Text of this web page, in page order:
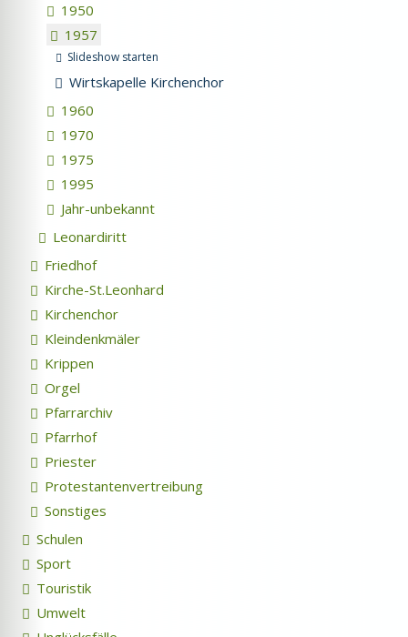
1950
1957
Slideshow starten
Wirtskapelle Kirchenchor
1960
1970
1975
1995
Jahr-unbekannt
Leonardiritt
Friedhof
Kirche-St.Leonhard
Kirchenchor
Kleindenkmäler
Krippen
Orgel
Pfarrarchiv
Pfarrhof
Priester
Protestantenvertreibung
Sonstiges
Schulen
Sport
Touristik
Umwelt